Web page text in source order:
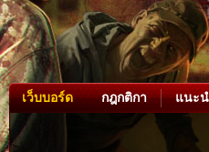
เว็บบอร์ด กฎกติกา แนะ